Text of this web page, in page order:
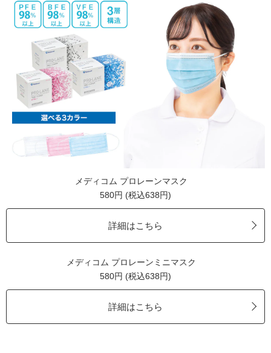
メディコム プロレーンマスク
580円 (税込638円)
詳細はこちら
メディコム プロレーンミニマスク
580円 (税込638円)
詳細はこちら